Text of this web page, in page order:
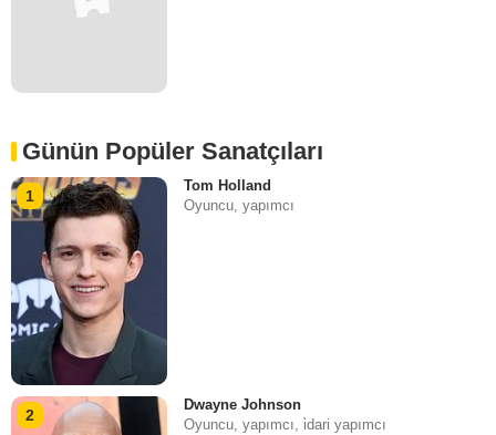
Günün Popüler Sanatçıları
1
Tom Holland
Oyuncu, yapımcı
2
Dwayne Johnson
Oyuncu, yapımcı, i̇dari yapımcı